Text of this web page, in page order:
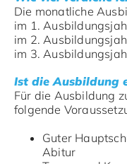
Die monatliche
im 1.
im 2.
im 3.
Ist die Ausbildung
Für die Ausbildung
folgende
Guter
Abitur